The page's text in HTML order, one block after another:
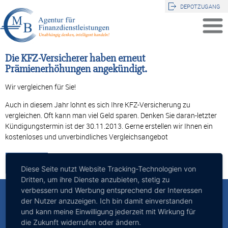
DEPOTZUGANG
Die KFZ-Versicherer haben erneut
Prämienerhöhungen angekündigt.
Wir vergleichen für Sie!
Auch in diesem Jahr lohnt es sich Ihre KFZ-Versicherung zu
vergleichen. Oft kann man viel Geld sparen. Denken Sie daran-letzter
Kündigungstermin ist der 30.11.2013. Gerne erstellen wir Ihnen ein
kostenloses und unverbindliches Vergleichsangebot
MB - Agentur für Finanzdienstleistungen
Inhaber: Michael Bald
Ernsdorfstraße 2
Diese Seite nutzt Website Tracking-Technologien von
Dritten, um ihre Dienste anzubieten, stetig zu
verbessern und Werbung entsprechend der Interessen
der Nutzer anzuzeigen. Ich bin damit einverstanden
und kann meine Einwilligung jederzeit mit Wirkung für
die Zukunft widerrufen oder ändern.